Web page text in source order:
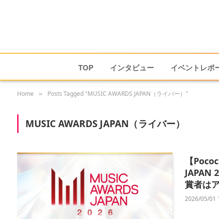
TOP インタビュー イベントレポ
Home » Posts Tagged "MUSIC AWARDS JAPAN（ライバー）"
MUSIC AWARDS JAPAN（ライバー）
【
JAPAN
賞者は
2026/05/01